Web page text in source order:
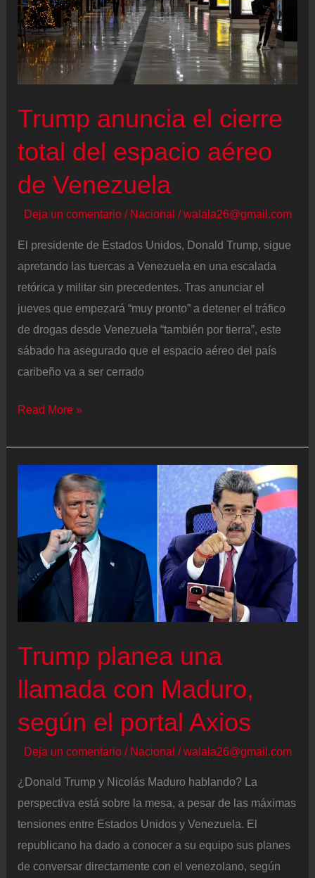
más
de
200
imágenes
vídeos
de
la
de
los
pedófilos”
de
Jeffrey
Epstein
Trump anuncia el cierre
total del espacio aéreo
de Venezuela
Deja un comentario / Nacional /walala26@gmail.com
El presidente de Estados Unidos, Donald Trump, sigue
apretando las tuercas a Venezuela en una escalada
retórica y militar sin precedentes. Tras anunciar el
jueves que empezará “muy pronto” a detener el tráfico
de drogas desde Venezuela “también por tierra”, este
sábado ha asegurado que el espacio aéreo del país
caribeño va a ser cerrado
Trump
el
espacio
aéreo
de
Venezuela
Read More »
Trump planea una
llamada con Maduro,
según el portal Axios
Deja un comentario / Nacional /walala26@gmail.com
¿Donald Trump y Nicolás Maduro hablando? La
perspectiva está sobre la mesa, a pesar de las máximas
tensiones entre Estados Unidos y Venezuela. El
republicano ha dado a conocer a su equipo sus planes
de conversar directamente con el venezolano, según